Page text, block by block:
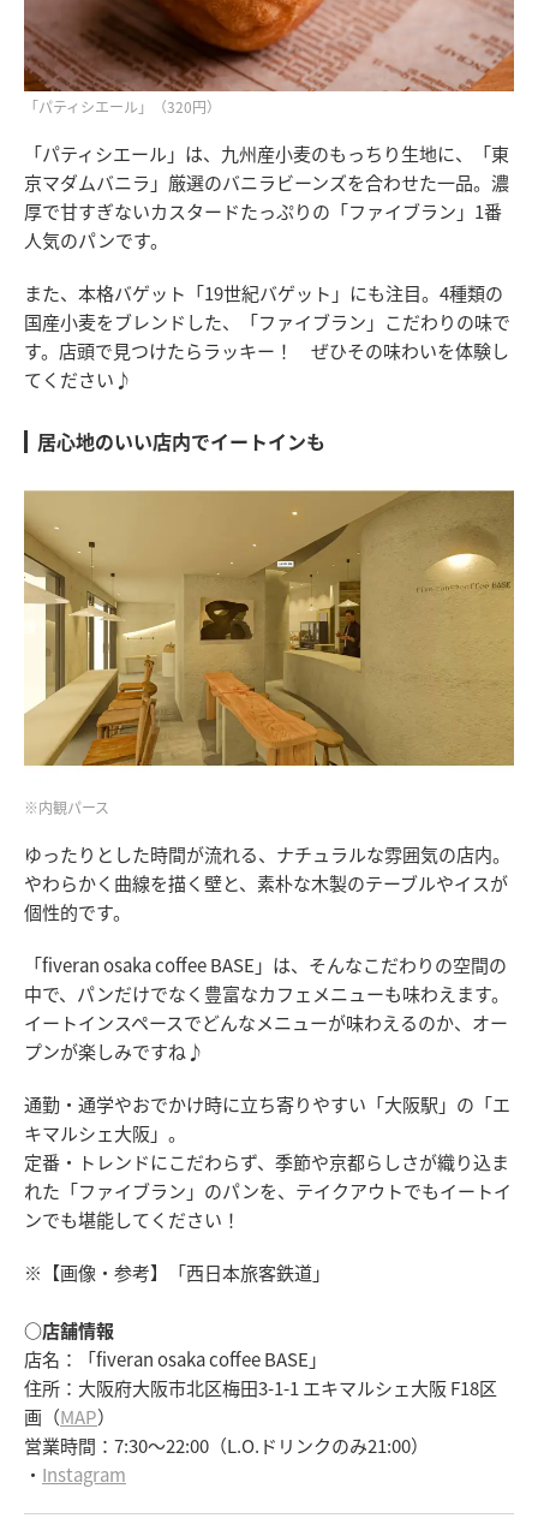
「パティシエール」（320円）
「パティシエール」は、九州産小麦のもっちり生地に、「東
京マダムバニラ」厳選のバニラビーンズを合わせた一品。濃
厚で甘すぎないカスタードたっぷりの「ファイブラン」1番
人気のパンです。
また、本格バゲット「19世紀バゲット」にも注目。4種類の
国産小麦をブレンドした、「ファイブラン」こだわりの味で
す。店頭で見つけたらラッキー！ ぜひその味わいを体験し
てください♪
居心地のいい店内でイートインも
※内観パース
ゆったりとした時間が流れる、ナチュラルな雰囲気の店内。
やわらかく曲線を描く壁と、素朴な木製のテーブルやイスが
個性的です。
「fiveran osaka coffee BASE」は、そんなこだわりの空間の
中で、パンだけでなく豊富なカフェメニューも味わえます。
イートインスペースでどんなメニューが味わえるのか、オー
プンが楽しみですね♪
通勤・通学やおでかけ時に立ち寄りやすい「大阪駅」の「エ
キマルシェ大阪」。
定番・トレンドにこだわらず、季節や京都らしさが織り込ま
れた「ファイブラン」のパンを、テイクアウトでもイートイ
ンでも堪能してください！
※【画像・参考】「西日本旅客鉄道」
○店舗情報
店名：「fiveran osaka coffee BASE」
住所：大阪府大阪市北区梅田3-1-1 エキマルシェ大阪 F18区
画（MAP）
営業時間：7:30～22:00（L.O.ドリンクのみ21:00）
・ Instagram